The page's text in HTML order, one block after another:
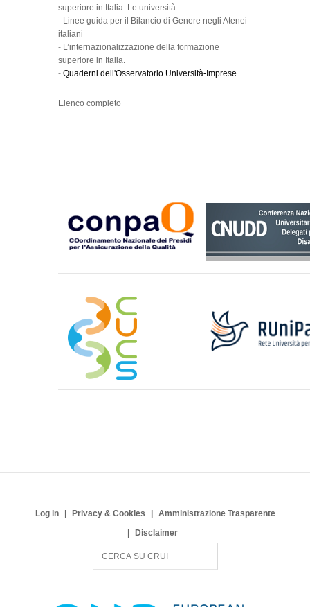
superiore in Italia. Le università
- Linee guida per il Bilancio di Genere negli Atenei
italiani
- L’internazionalizzazione della formazione
superiore in Italia.
- Quaderni dell'Osservatorio Università-Imprese
Elenco completo
Log in Privacy & Cookies
Amministrazione Trasparente
Disclaimer
c